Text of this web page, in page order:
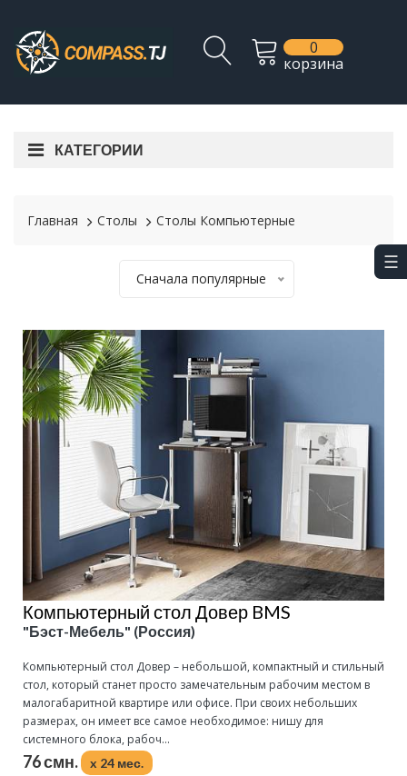
0
корзина
КАТЕГОРИИ
Главная Столы Столы Компьютерные
Сначала популярные
Компьютерный стол Довер BMS
"Бэст-Мебель" (Россия)
Компьютерный стол Довер – небольшой, компактный и стильный
стол, который станет просто замечательным рабочим местом в
малогабаритной квартире или офисе. При своих небольших
размерах, он имеет все самое необходимое: нишу для
системного блока, рабоч...
76 смн.
x 24 мес.